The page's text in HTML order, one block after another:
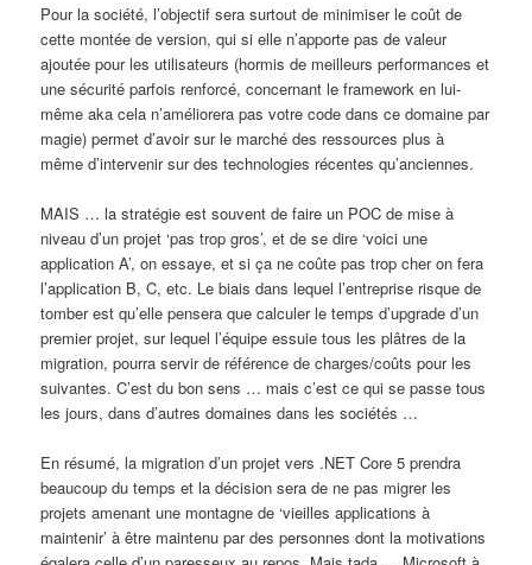
Pour la société, l’objectif sera surtout de minimiser le coût de
cette montée de version, qui si elle n’apporte pas de valeur
ajoutée pour les utilisateurs (hormis de meilleurs performances et
une sécurité parfois renforcé, concernant le framework en lui-
même aka cela n’améliorera pas votre code dans ce domaine par
magie) permet d’avoir sur le marché des ressources plus à
même d’intervenir sur des technologies récentes qu’anciennes.
MAIS … la stratégie est souvent de faire un POC de mise à
niveau d’un projet ‘pas trop gros’, et de se dire ‘voici une
application A’, on essaye, et si ça ne coûte pas trop cher on fera
l’application B, C, etc. Le biais dans lequel l’entreprise risque de
tomber est qu’elle pensera que calculer le temps d’upgrade d’un
premier projet, sur lequel l’équipe essuie tous les plâtres de la
migration, pourra servir de référence de charges/coûts pour les
suivantes. C’est du bon sens … mais c’est ce qui se passe tous
les jours, dans d’autres domaines dans les sociétés …
En résumé, la migration d’un projet vers .NET Core 5 prendra
beaucoup du temps et la décision sera de ne pas migrer les
projets amenant une montagne de ‘vieilles applications à
maintenir’ à être maintenu par des personnes dont la motivations